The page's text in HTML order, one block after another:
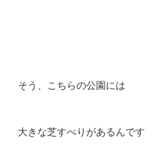
そう、こちらの公園には
大きな芝すべりがあるんです